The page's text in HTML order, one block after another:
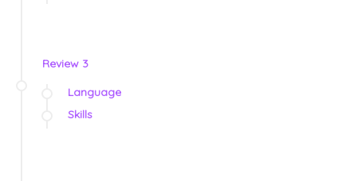
Review 3
Language
Skills